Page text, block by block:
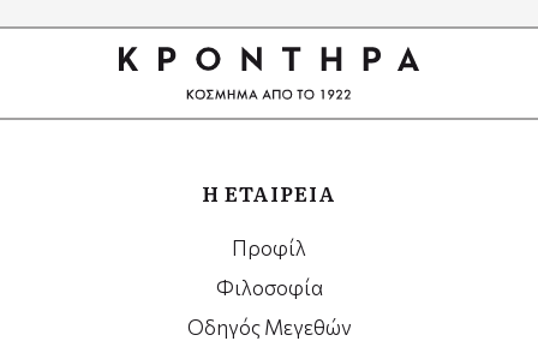
Η ΕΤΑΙΡΕΙΑ
Προφίλ
Φιλοσοφία
Οδηγός Μεγεθών